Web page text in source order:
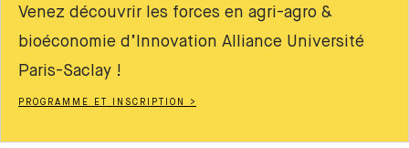
Venez découvrir les forces en agri-agro &
bioéconomie d’Innovation Alliance Université
Paris-Saclay !
PROGRAMME ET INSCRIPTION >